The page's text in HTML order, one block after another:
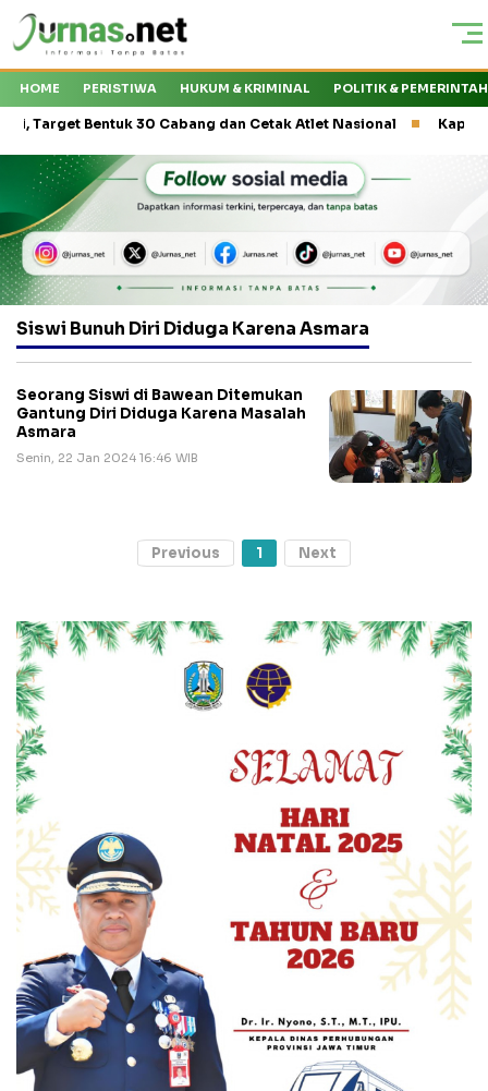
HOME PERISTIWA HUKUM & KRIMINAL POLITIK &
Bentuk 30 Cabang dan Cetak Atlet Nasional Kapal Express
Siswi Bunuh Diri Diduga Karena Asmara
Seorang Siswi di Bawean Ditemukan
Gantung Diri Diduga Karena Masalah
Asmara
Senin, 22 Jan 2024 16:46 WIB
Previous 1 Next